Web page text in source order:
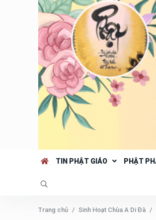
TIN PHẬT GIÁO PHẬT
Trang chủ Sinh Hoạt Chùa A Di Đà